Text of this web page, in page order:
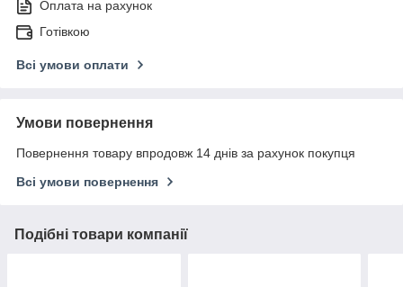
Оплата на рахунок
Готівкою
Всі умови оплати
Умови повернення
Повернення товару впродовж 14 днів за рахунок покупця
Всі умови повернення
Подібні товари компанії